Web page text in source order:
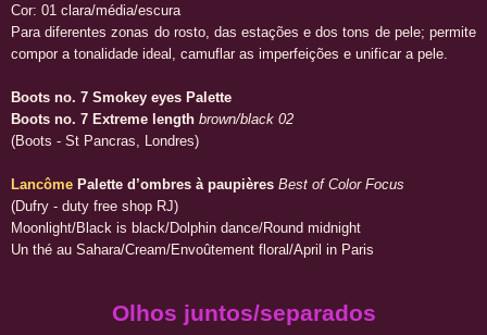
Cor: 01 clara/média/escura
Para diferentes zonas do rosto, das estações e dos tons de pele; permite
compor a tonalidade ideal, camuflar as imperfeições e unificar a pele.
Boots no. 7 Smokey eyes Palette
Boots no. 7 Extreme length brown/black 02
(Boots - St Pancras, Londres)
Lancôme Palette d’ombres à paupières Best of Color Focus
(Dufry - duty free shop RJ)
Moonlight/Black is black/Dolphin dance/Round midnight
Un thé au Sahara/Cream/Envoûtement floral/April in Paris
Olhos juntos/separados